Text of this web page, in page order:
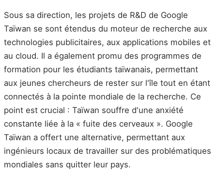
Sous sa direction, les projets de R&D de Google
Taïwan se sont étendus du moteur de recherche aux
technologies publicitaires, aux applications mobiles et
au cloud. Il a également promu des programmes de
formation pour les étudiants taïwanais, permettant
aux jeunes chercheurs de rester sur l'île tout en étant
connectés à la pointe mondiale de la recherche. Ce
point est crucial : Taïwan souffre d'une anxiété
constante liée à la « fuite des cerveaux ». Google
Taïwan a offert une alternative, permettant aux
ingénieurs locaux de travailler sur des problématiques
mondiales sans quitter leur pays.